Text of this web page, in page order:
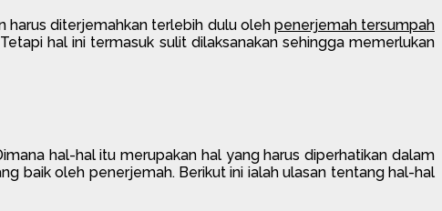
harus diterjemahkan terlebih dulu oleh penerjemah tersumpah
hal ini termasuk sulit dilaksanakan sehingga memerlukan
hal-hal itu merupakan hal yang harus diperhatikan dalam
baik oleh penerjemah. Berikut ini ialah ulasan tentang hal-hal